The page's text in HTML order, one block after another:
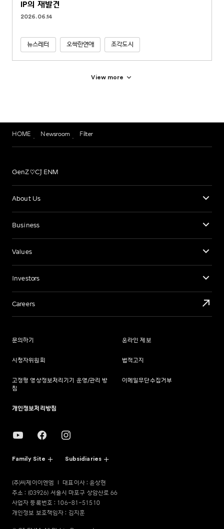
IP의 재발견
2026.06.14
뉴스레터 오싹한연애 조각도시
View more
HOME Newsroom Filter
GenZ♡CJ ENM
About Us
Business
Values
Investors
Careers
문의하기 온라인 제보
시청자위원회 법적고지
고정형 영상정보처리기기 운영/관리 방
침
이메일무단수집거부
개인정보처리방침
Family Site Subsidiaries
(주)씨제이이엔엠
대표이사 : 윤상현
주소 : (03926) 서울시 마포구 상암산로 66
사업자 등록번호 : 106-81-51510
개인정보 보호책임자 : 김지훈